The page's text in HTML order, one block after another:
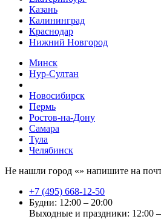
Казань
Калининград
Краснодар
Нижний Новгород
Минск
Нур-Султан
Новосибирск
Пермь
Ростов-на-Дону
Самара
Тула
Челябинск
Не нашли город «» напишите на
+7 (495) 668-12-50
Будни: 12:00 – 20:00
Выходные и праздники: 12:00